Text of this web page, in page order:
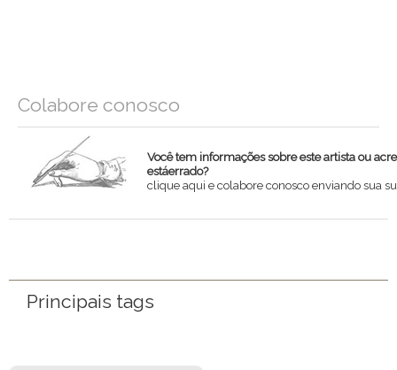
Colabore conosco
Você tem informações sobre este artista ou
estáerrado?
clique aqui e colabore conosco enviando sua
Principais tags